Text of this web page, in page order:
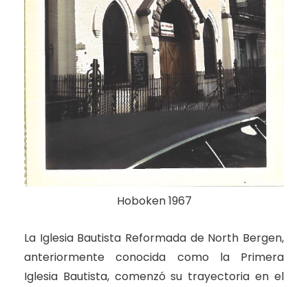
Hoboken 1967
La Iglesia Bautista Reformada de North Bergen,
anteriormente conocida como la Primera
Iglesia Bautista, comenzó su trayectoria en el